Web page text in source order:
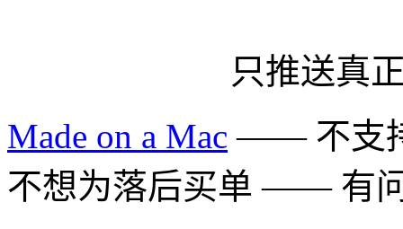
只推送真
Made on a Mac —— 不支
不想为落后买单 —— 有